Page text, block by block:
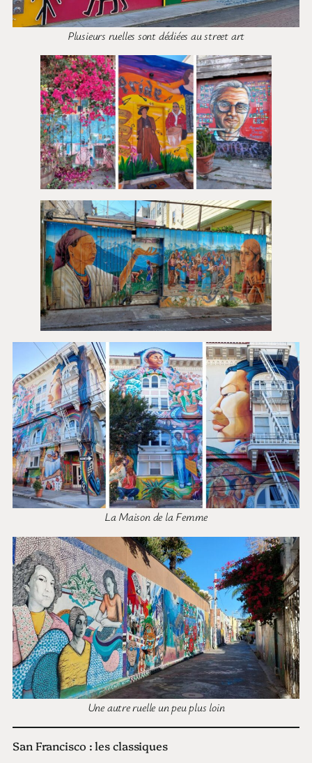
Plusieurs ruelles sont dédiées au street art
La Maison de la Femme
Une autre ruelle un peu plus loin
San Francisco : les classiques